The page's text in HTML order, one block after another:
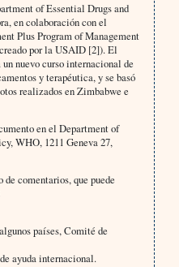
of Essential Drugs and
en colaboración con el
Plus Program of Management
por la USAID [2]). El
nuevo curso internacional de
y terapéutica, y se basó
realizados en Zimbabwe e
en el Department of
WHO, 1211 Geneva 27,
comentarios, que puede
países, Comité de
ayuda internacional.